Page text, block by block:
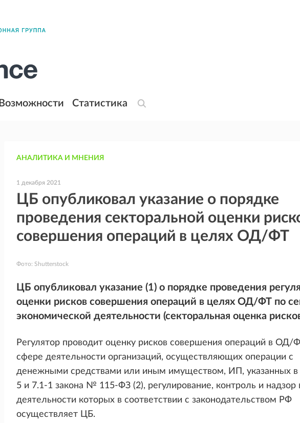
Возможности Статистика
АНАЛИТИКА И МНЕНИЯ
1 декабря 2021
ЦБ опубликовал указание о порядке
проведения секторальной оценки
совершения операций в целях ОД/ФТ
Фото: Shutterstock
ЦБ опубликовал указание (1) о порядке проведения
оценки рисков совершения операций в целях ОД/ФТ по
экономической деятельности (секторальная оценка
Регулятор проводит оценку рисков совершения операций в ОД/
сфере деятельности организаций, осуществляющих операции с
денежными средствами или иным имуществом, ИП, указанных в
5 и 7.1-1 закона № 115-ФЗ (2), регулирование, контроль и надзор
деятельности которых в соответствии с законодательством РФ
осуществляет ЦБ.